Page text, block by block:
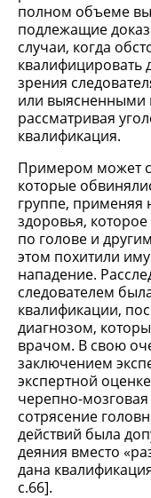
полном объеме
подлежащие
случаи, когда
квалифицировать
зрения
или выясненными
рассматривая
квалификация.
Примером может
которые
группе, применяя
здоровья,
по голове и
этом похитили
нападение.
следователем
квалификации,
диагнозом,
врачом. В свою
заключением
экспертной
черепно-мозговая
сотрясение
действий была
деяния вместо
дана
с.66].